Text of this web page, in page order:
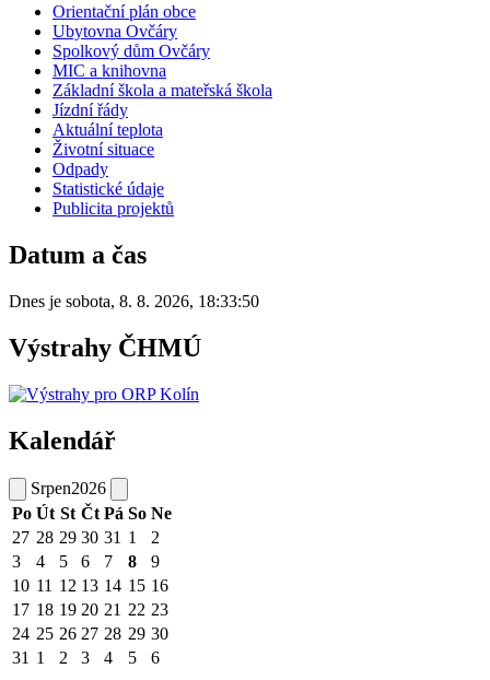
Orientační plán obce
Ubytovna Ovčáry
Spolkový dům Ovčáry
MIC a knihovna
Základní škola a mateřská škola
Jízdní řády
Aktuální teplota
Životní situace
Odpady
Statistické údaje
Publicita projektů
Datum a čas
Dnes je sobota, 8. 8. 2026, 18:33:50
Výstrahy ČHMÚ
Kalendář
Srpen2026
Po Út St Čt Pá So Ne
27 28 29 30 31 1
2
3
4 5 6 7 8
9
10 11 12 13 14 15 16
17 18 19 20 21 22 23
24 25 26 27 28 29 30
31 1 2 3 4 5 6